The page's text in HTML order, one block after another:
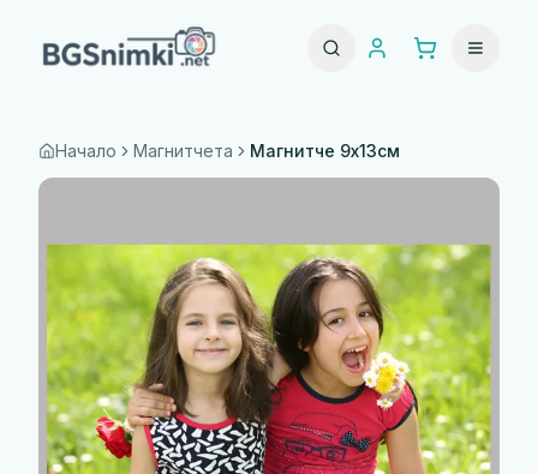
Начало Магнитчета Магнитче 9x13см